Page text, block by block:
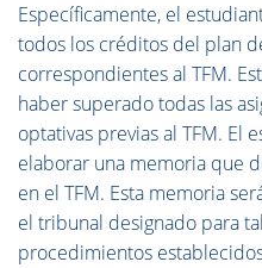
Específicamente, el
todos los créditos del plan
correspondientes al TFM.
haber superado todas las
optativas previas al TFM. El
elaborar una memoria que
en el TFM. Esta memoria
el tribunal designado para
procedimientos